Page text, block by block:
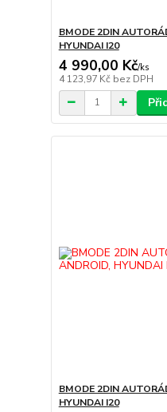
BMODE 2DIN
HYUNDAI I20
4 990,00 Kč/ks
4 123,97 Kč bez DPH
BMODE 2DIN
HYUNDAI I20